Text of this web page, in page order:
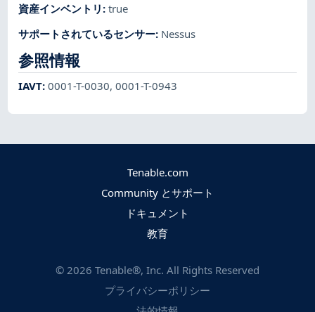
資産インベントリ :true
サポートされているセンサー: Nessus
参照情報
IAVT:0001-T-0030,0001-T-0943
Tenable.com
Community とサポート
ドキュメント
教育
© 2026 Tenable®, Inc. All Rights Reserved
プライバシーポリシー